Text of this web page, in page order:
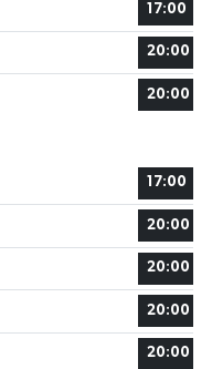
17:00
20:00
20:00
17:00
20:00
20:00
20:00
20:00